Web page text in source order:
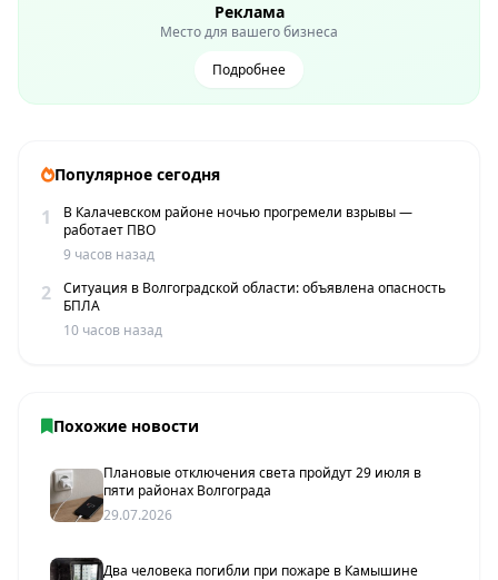
Реклама
Место для вашего бизнеса
Подробнее
Популярное сегодня
1
В Калачевском районе ночью прогремели взрывы —
работает ПВО
9 часов назад
2
Ситуация в Волгоградской области: объявлена опасность
БПЛА
10 часов назад
Похожие новости
Плановые отключения света пройдут 29 июля в
пяти районах Волгограда
29.07.2026
Два человека погибли при пожаре в Камышине